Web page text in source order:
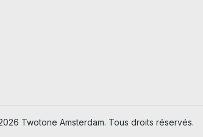
Twotone Amsterdam. Tous droits réservés.